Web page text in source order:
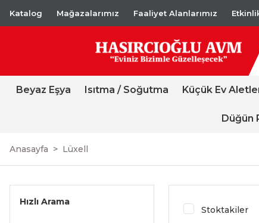
Katalog Mağazalarımız Faaliyet Alanlarımız
Beyaz Eşya Isıtma / Soğutma Küçük Ev
Düğün
Anasayfa Lüxell
Hızlı Arama
Stoktakiler